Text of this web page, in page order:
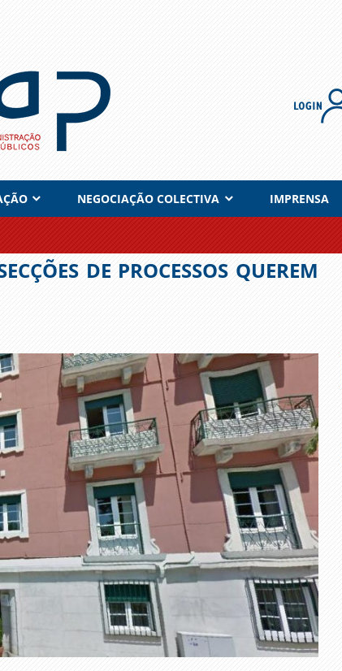
NEGOCIAÇÃO COLECTIVA IMPRENSA
DE PROCESSOS QUEREM